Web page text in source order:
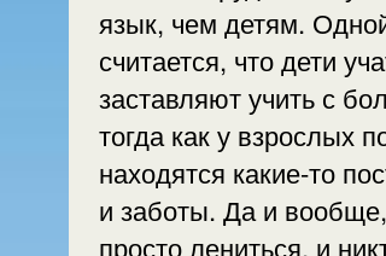
язык, чем детям.
считается, что дети
заставляют учить с
тогда как у взрослых
находятся какие-то
и заботы. Да и
просто лениться, и